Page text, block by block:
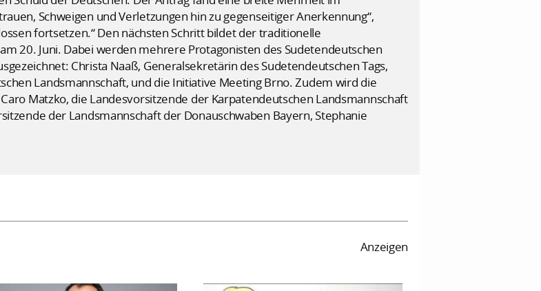
Schweigen und Verletzungen hin zu gegenseitiger Anerkennung“,
fortsetzen.“ Den nächsten Schritt bildet der traditionelle
20. Juni. Dabei werden mehrere Protagonisten des Sudetendeutschen
Christa Naaß, Generalsekretärin des Sudetendeutschen Tags,
Landsmannschaft, und die Initiative Meeting Brno. Zudem wird die
Matzko, die Landesvorsitzende der Karpatendeutschen Landsmannschaft
der Landsmannschaft der Donauschwaben Bayern, Stephanie
Anzeigen